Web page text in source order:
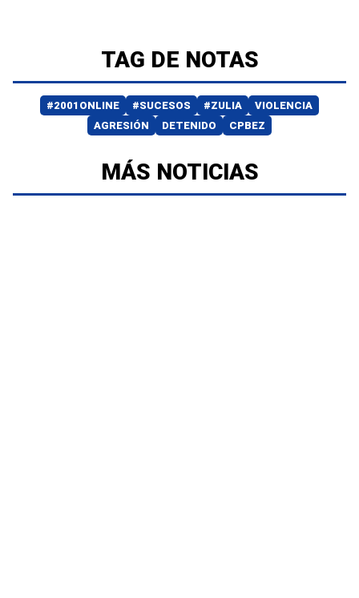
TAG DE NOTAS
#2001ONLINE #SUCESOS #ZULIA
VIOLENCIA
AGRESIÓN
DETENIDO CPBEZ
MÁS NOTICIAS